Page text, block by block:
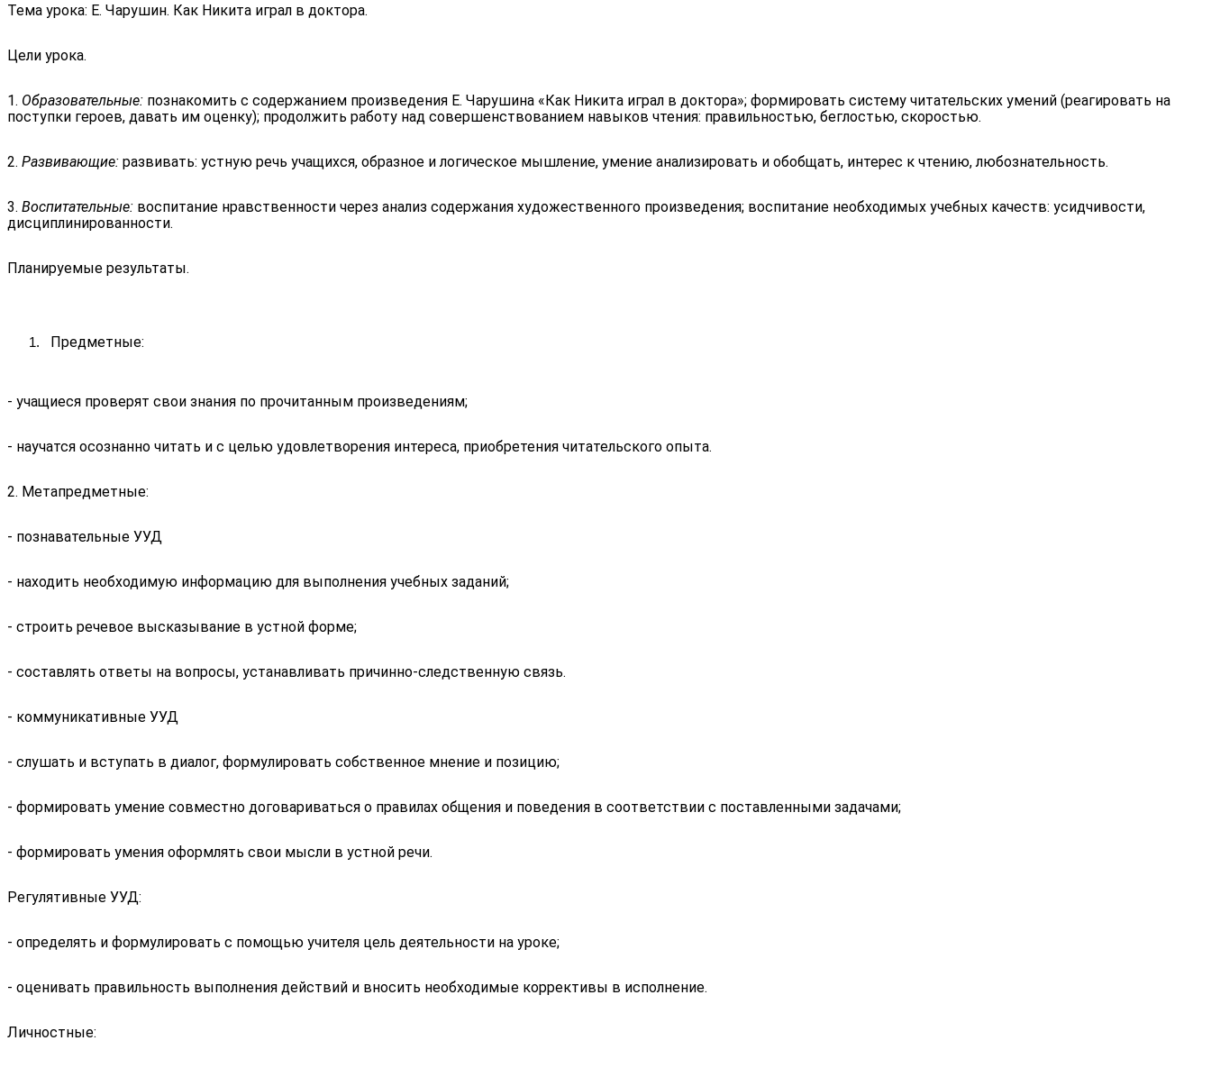
Тема урока: Е. Чарушин. Как Никита играл в доктора.
Цели урока.
1. Образовательные: познакомить с содержанием произведения Е. Чарушина «Как Никита играл в доктора»; формировать систему читательских умений (реагировать на
поступки героев, давать им оценку); продолжить работу над совершенствованием навыков чтения: правильностью, беглостью, скоростью.
2. Развивающие: развивать: устную речь учащихся, образное и логическое мышление, умение анализировать и обобщать, интерес к чтению, любознательность.
3. Воспитательные: воспитание нравственности через анализ содержания художественного произведения; воспитание необходимых учебных качеств: усидчивости,
дисциплинированности.
Планируемые результаты.
Предметные:
- учащиеся проверят свои знания по прочитанным произведениям;
- научатся осознанно читать и с целью удовлетворения интереса, приобретения читательского опыта.
2. Метапредметные:
- познавательные УУД
- находить необходимую информацию для выполнения учебных заданий;
- строить речевое высказывание в устной форме;
- составлять ответы на вопросы, устанавливать причинно-следственную связь.
- коммуникативные УУД
- слушать и вступать в диалог, формулировать собственное мнение и позицию;
- формировать умение совместно договариваться о правилах общения и поведения в соответствии с поставленными задачами;
- формировать умения оформлять свои мысли в устной речи.
Регулятивные УУД:
- определять и формулировать с помощью учителя цель деятельности на уроке;
- оценивать правильность выполнения действий и вносить необходимые коррективы в исполнение.
Личностные: